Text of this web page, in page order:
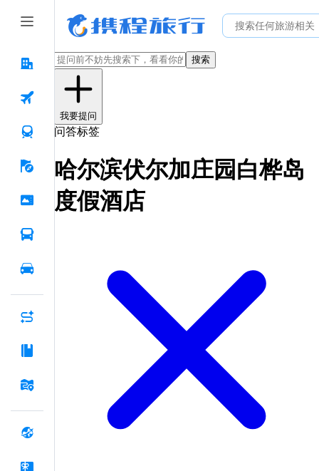
搜索
我要提问
问答标签
哈尔滨伏尔加庄园白桦岛
度假酒店